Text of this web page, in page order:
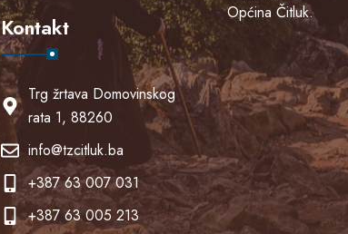
Kontakt
Trg žrtava Domovinskog
rata 1, 88260
info@tzcitluk.ba
+387 63 007 031
+387 63 005 213
Općina Čitluk.